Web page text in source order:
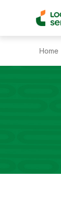
Home